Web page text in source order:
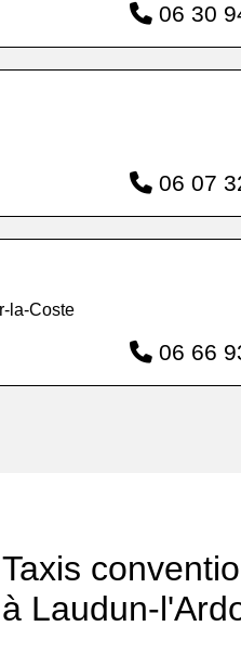
06 30
06 07
la-Coste
06 66
Taxis
à Laudun-